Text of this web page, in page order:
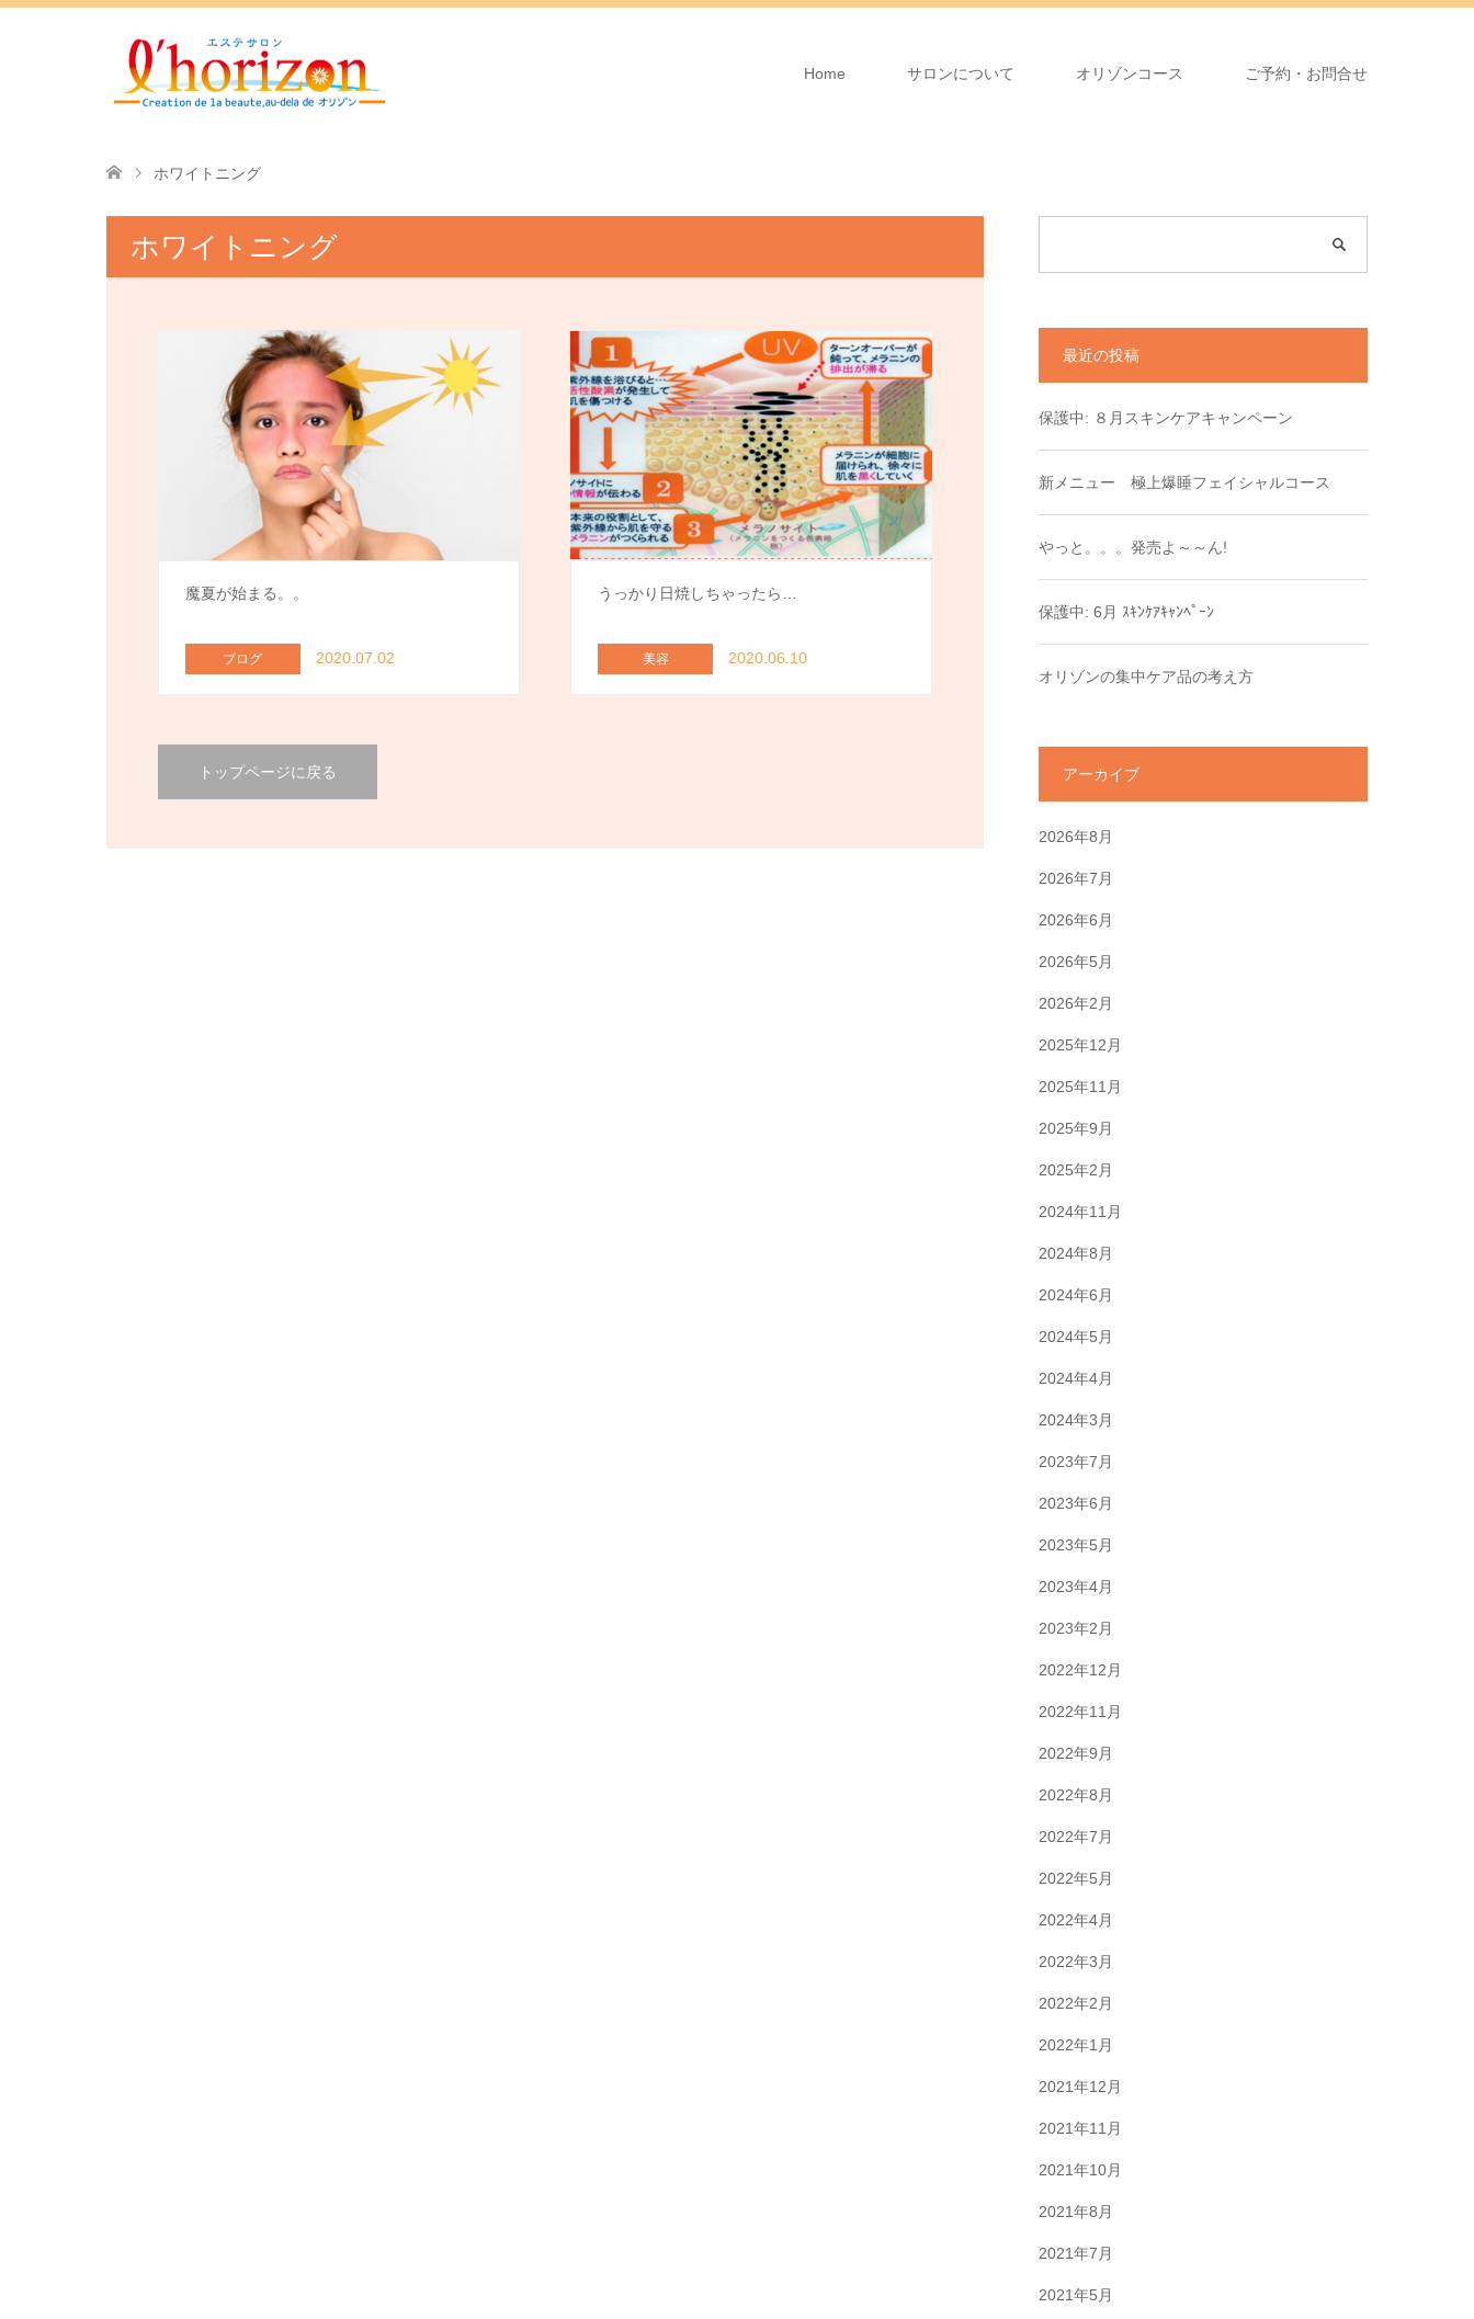
Home サロンについて オリゾンコース ご予約・お問合せ
ホワイトニング
ホワイトニング
魔夏が始まる。。
ブログ 2020.07.02
うっかり日焼しちゃったら…
美容 2020.06.10
トップページに戻る
最近の投稿
保護中: ８月スキンケアキャンペーン
新メニュー 極上爆睡フェイシャルコース
やっと。。。発売よ～～ん!
保護中: 6月 ｽｷﾝｹｱｷｬﾝﾍﾟｰﾝ
オリゾンの集中ケア品の考え方
アーカイブ
2026年8月
2026年7月
2026年6月
2026年5月
2026年2月
2025年12月
2025年11月
2025年9月
2025年2月
2024年11月
2024年8月
2024年6月
2024年5月
2024年4月
2024年3月
2023年7月
2023年6月
2023年5月
2023年4月
2023年2月
2022年12月
2022年11月
2022年9月
2022年8月
2022年7月
2022年5月
2022年4月
2022年3月
2022年2月
2022年1月
2021年12月
2021年11月
2021年10月
2021年8月
2021年7月
2021年5月